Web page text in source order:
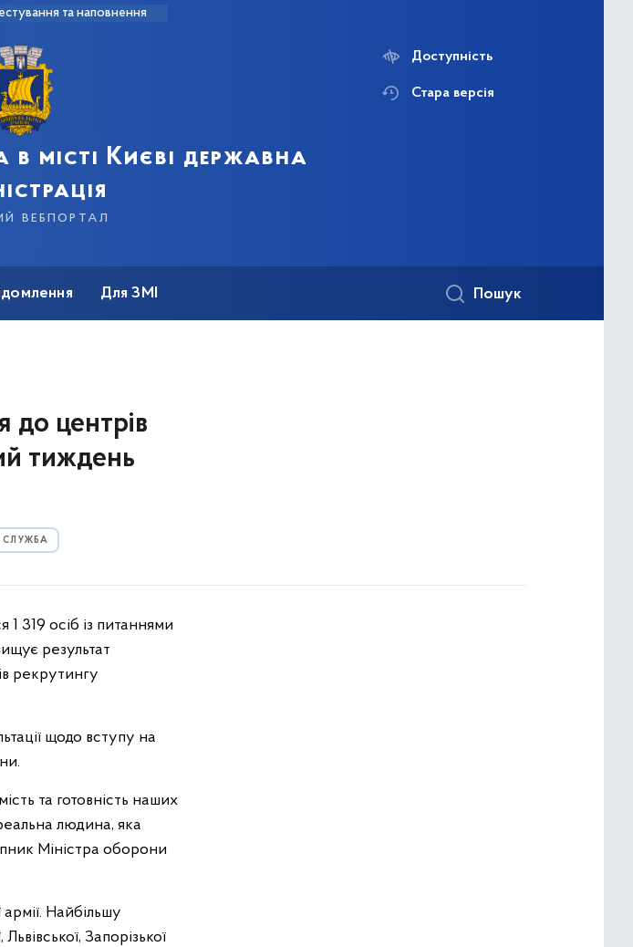
та наповнення
місті Києві державна
вебпортал
Доступність
Стара версія
Для ЗМІ Пошук
до центрів
тиждень
СЛУЖБА
319 осіб із питаннями
результат
рекрутингу
щодо вступу на
та готовність наших
людина, яка
Міністра оборони
Найбільшу
Запорізької